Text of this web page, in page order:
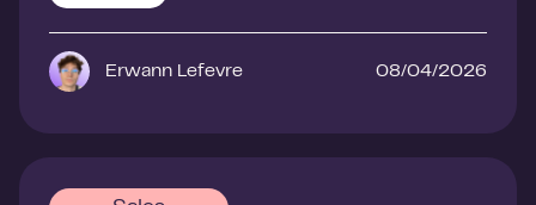
Erwann Lefevre 08/04/2026